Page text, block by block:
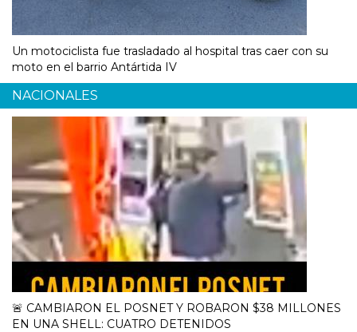
Un motociclista fue trasladado al hospital tras caer con su
moto en el barrio Antártida IV
NACIONALES
🚨 CAMBIARON EL POSNET Y ROBARON $38 MILLONES
EN UNA SHELL: CUATRO DETENIDOS